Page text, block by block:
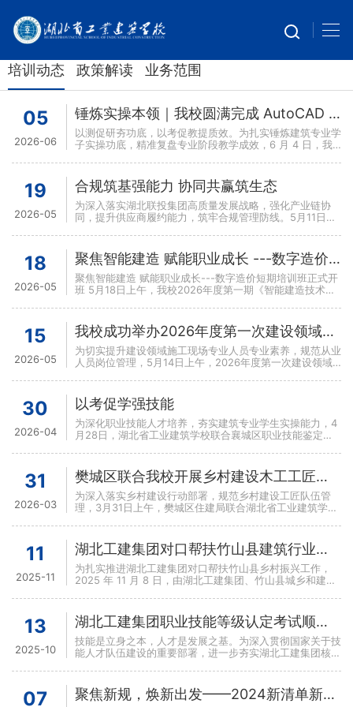
培训动态 政策解读 业务范围
05
2026-06
锤炼实操本领｜我校圆满完成 AutoCAD 建筑设计专项职业技能鉴定
以测促研夯功底，以考促教提质效。为扎实锤炼建筑专业学
子实操功底，精准复盘专业阶段教学成效，6 月 4 日，我
19
2026-05
合规筑基强能力 协同共赢筑生态
为深入落实湖北联投集团高质量发展战略，强化产业链协
同，提升供应商履约能力，筑牢合规管理防线。5月11日，
18
2026-05
聚焦智能建造 赋能职业成长 ---数字造价短期培训班正式开班
聚焦智能建造 赋能职业成长---数字造价短期培训班正式开
班 5月18日上午，我校2026年度第一期《智能建造技术
15
2026-05
我校成功举办2026年度第一次建设领域施工现场专业人员暨“七大员”考试
为切实提升建设领域施工现场专业人员专业素养，规范从业
人员岗位管理，5月14日上午，2026年度第一次建设领域
30
2026-04
以考促学强技能
为深化职业技能人才培养，夯实建筑专业学生实操能力，4
月28日，湖北省工业建筑学校联合襄城区职业技能鉴定中
31
2026-03
樊城区联合我校开展乡村建设木工工匠考核
为深入落实乡村建设行动部署，规范乡村建设工匠队伍管
理，3月31日上午，樊城区住建局联合湖北省工业建筑学
11
2025-11
湖北工建集团对口帮扶竹山县建筑行业安全生产专题培训班圆满落幕
为扎实推进湖北工建集团对口帮扶竹山县乡村振兴工作，
2025 年 11 月 8 日，由湖北工建集团、竹山县城乡和建设
13
2025-10
湖北工建集团职业技能等级认定考试顺利举行！
技能是立身之本，人才是发展之基。为深入贯彻国家关于技
能人才队伍建设的重要部署，进一步夯实湖北工建集团核心
07 聚焦新规，焕新出发——2024新清单新定额解读大会圆满落幕